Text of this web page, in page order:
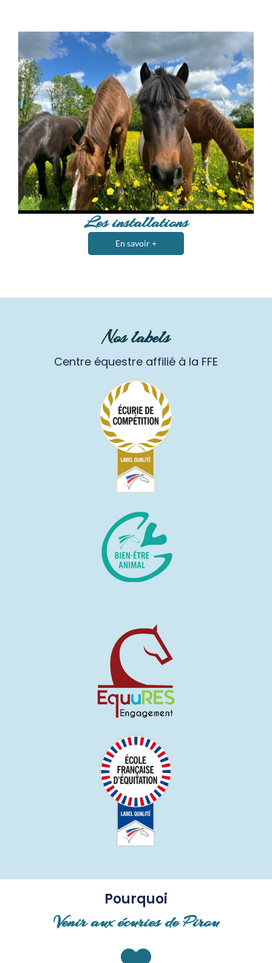
Les installations
En savoir +
Nos labels
Centre équestre affilié à la FFE
Pourquoi
Venir aux écuries de Pirou